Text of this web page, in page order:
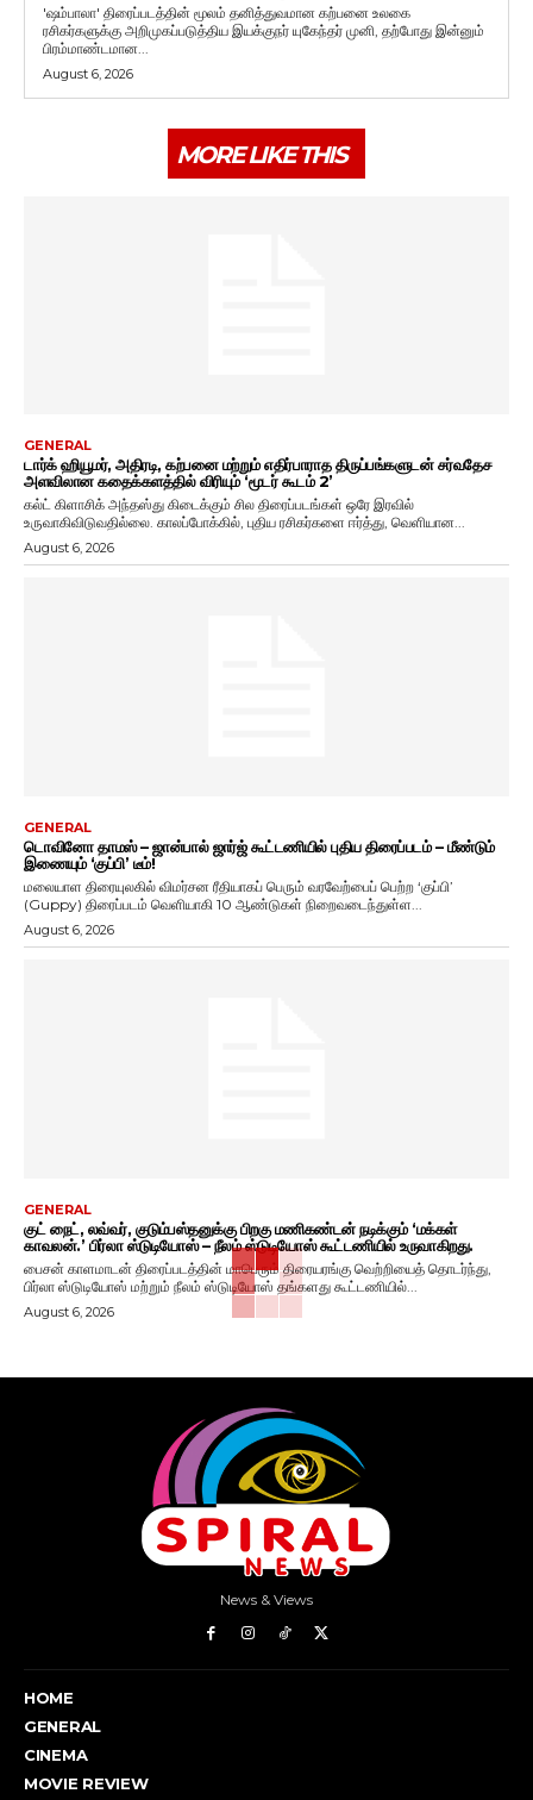
'ஷம்பாலா' திரைப்படத்தின் மூலம் தனித்துவமான கற்பனை உலகை
ரசிகர்களுக்கு அறிமுகப்படுத்திய இயக்குநர் யுகேந்தர் முனி, தற்போது இன்னும்
பிரம்மாண்டமான...
August 6, 2026
MORE LIKE THIS
GENERAL
டார்க் ஹியூமர், அதிரடி, கற்பனை மற்றும் எதிர்பாராத திருப்பங்களுடன் சர்வதேச
அளவிலான கதைக்களத்தில் விரியும் ‘மூடர் கூடம் 2’
கல்ட் கிளாசிக் அந்தஸ்து கிடைக்கும் சில திரைப்படங்கள் ஒரே இரவில்
உருவாகிவிடுவதில்லை. காலப்போக்கில், புதிய ரசிகர்களை ஈர்த்து, வெளியான...
August 6, 2026
GENERAL
டொவினோ தாமஸ் – ஜான்பால் ஜார்ஜ் கூட்டணியில் புதிய திரைப்படம் – மீண்டும்
இணையும் ‘குப்பி’ டீம்!
மலையாள திரையுலகில் விமர்சன ரீதியாகப் பெரும் வரவேற்பைப் பெற்ற ‘குப்பி’
(Guppy) திரைப்படம் வெளியாகி 10 ஆண்டுகள் நிறைவடைந்துள்ள...
August 6, 2026
GENERAL
குட் நைட், லவ்வர், குடும்பஸ்தனுக்கு பிறகு மணிகண்டன் நடிக்கும் ‘மக்கள்
காவலன்.’ பிர்லா ஸ்டுடியோஸ் – நீலம் ஸ்டுடியோஸ் கூட்டணியில் உருவாகிறது.
பைசன் காளமாடன் திரைப்படத்தின் மாபெரும் திரையரங்கு வெற்றியைத் தொடர்ந்து,
பிர்லா ஸ்டுடியோஸ் மற்றும் நீலம் ஸ்டுடியோஸ் தங்களது கூட்டணியில்...
August 6, 2026
News & Views
HOME
GENERAL
CINEMA
MOVIE REVIEW